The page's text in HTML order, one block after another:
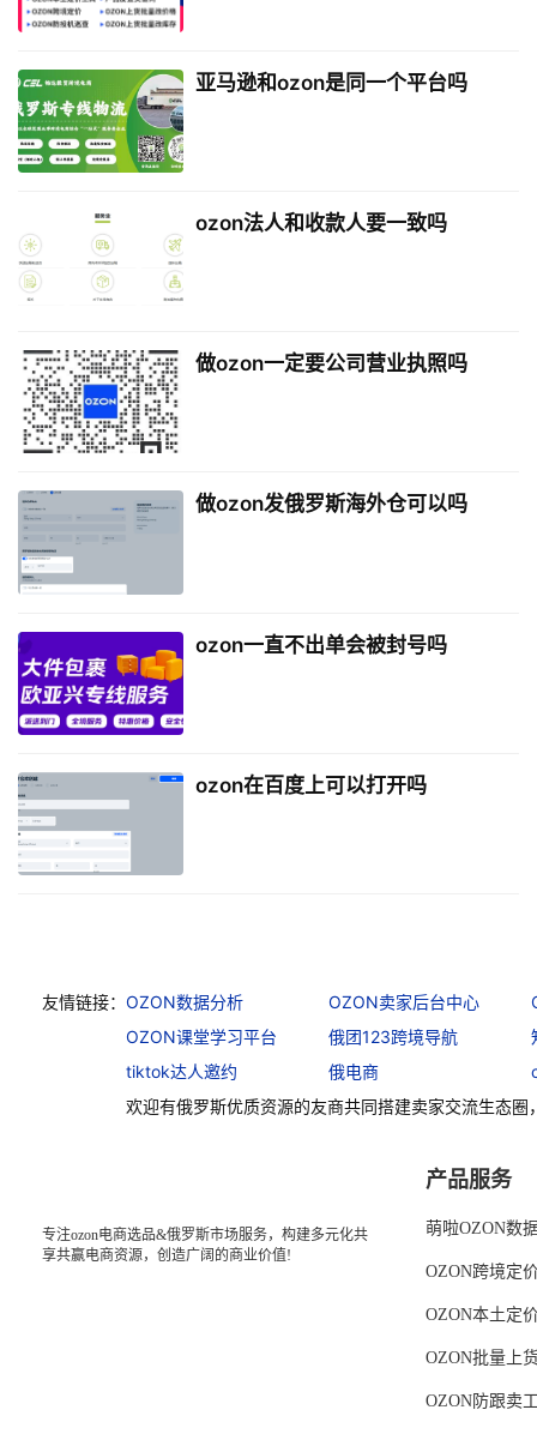
亚马逊和ozon是同一个平台吗
ozon法人和收款人要一致吗
做ozon一定要公司营业执照吗
做ozon发俄罗斯海外仓可以吗
ozon一直不出单会被封号吗
ozon在百度上可以打开吗
友情链接： OZON数据分析 OZON卖家后台中心
OZON课堂学习平台
俄团123跨境导航
tiktok达人邀约
俄电商
欢迎有俄罗斯优质资源的友商共同搭建卖家交流生态圈
专注ozon电商选品&俄罗斯市场服务，构建多元化共
享共赢电商资源，创造广阔的商业价值!
产品服务
萌啦OZON数
OZON跨境定
OZON本土定
OZON批量上
OZON防跟卖